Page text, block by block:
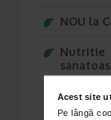
Acest site
Pe lângă
NOU la
Nutritie
Ce